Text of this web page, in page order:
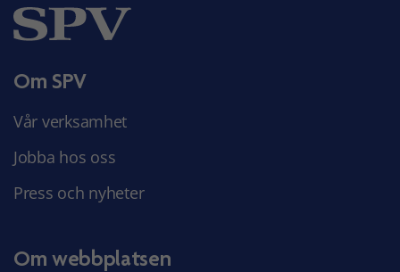
Om SPV
Vår verksamhet
Jobba hos oss
Press och nyheter
Om webbplatsen